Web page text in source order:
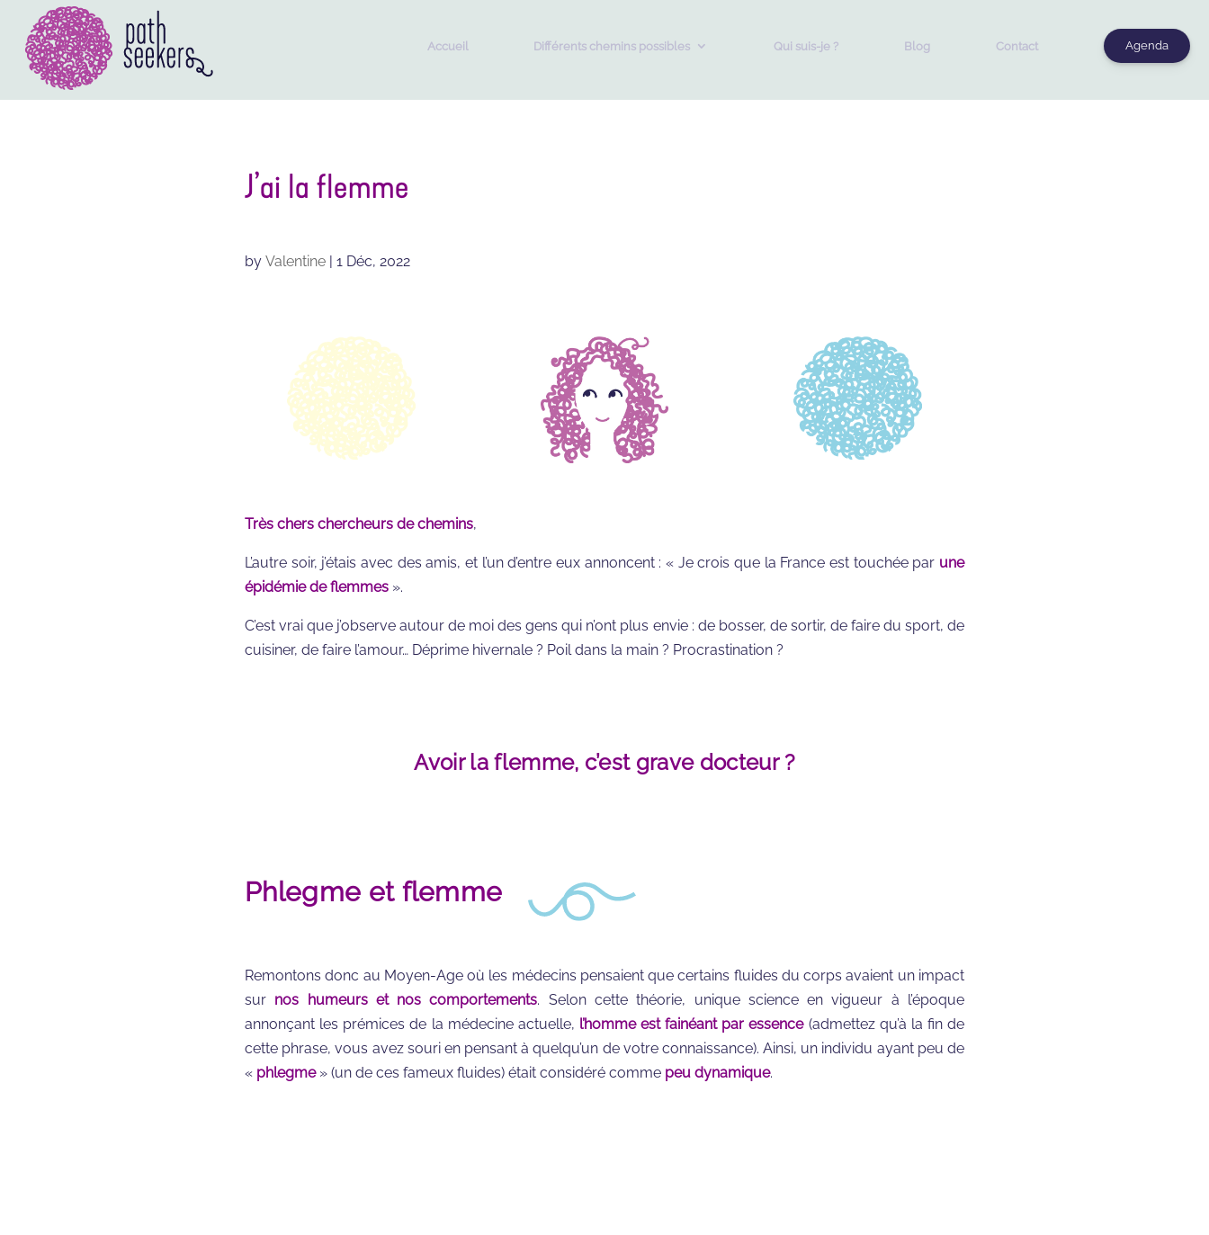
contenu
Accueil Différents chemins possibles Qui suis-je ? Blog Contact Agenda
J’ai la flemme
by Valentine 1 Déc, 2022
Très chers chercheurs de chemins,
L’autre soir, j’étais avec des amis, et l’un d’entre eux annoncent : « Je crois que la France est touchée par une
épidémie de flemmes ».
C’est vrai que j’observe autour de moi des gens qui n’ont plus envie : de bosser, de sortir, de faire du sport, de
cuisiner, de faire l’amour… Déprime hivernale ? Poil dans la main ? Procrastination ?
Avoir la flemme, c’est grave docteur ?
Phlegme et flemme
Remontons donc au Moyen-Age où les médecins pensaient que certains fluides du corps avaient un impact
sur nos humeurs et nos comportements. Selon cette théorie, unique science en vigueur à l’époque
annonçant les prémices de la médecine actuelle, l’homme est fainéant par essence(admettez qu’à la fin de
cette phrase, vous avez souri en pensant à quelqu’un de votre connaissance). Ainsi, un individu ayant peu de
« phlegme» (un de ces fameux fluides) était considéré comme peu dynamique.